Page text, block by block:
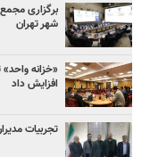
برگزاری
شهر تهران
«خزانه
افزایش داد
تجربیات